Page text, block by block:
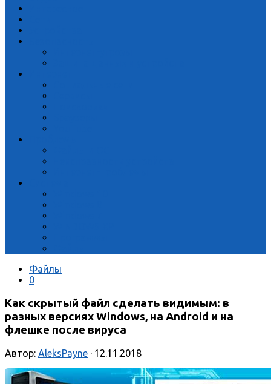
Файлы
0
Как скрытый файл сделать видимым: в
разных версиях Windows, на Android и на
флешке после вируса
Автор: AleksPayne · 12.11.2018